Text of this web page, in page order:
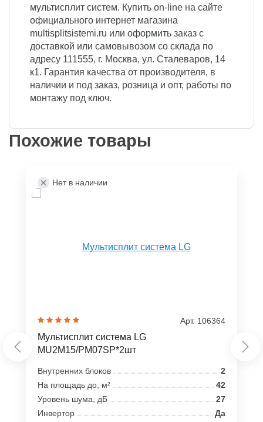
мультисплит систем. Купить on-line на сайте
официального интернет магазина
multisplitsistemi.ru или оформить заказ с
доставкой или самовывозом со склада по
адресу 111555, г. Москва, ул. Сталеваров, 14
к1. Гарантия качества от производителя, в
наличии и под заказ, розница и опт, работы по
монтажу под ключ.
Похожие товары
Нет в наличии
Арт. 106364
Мультисплит система LG
MU2M15/PM07SP*2шт
Внутренних блоков
2
На площадь до, м²
42
Уровень шума, дБ
27
Инвертор
Да